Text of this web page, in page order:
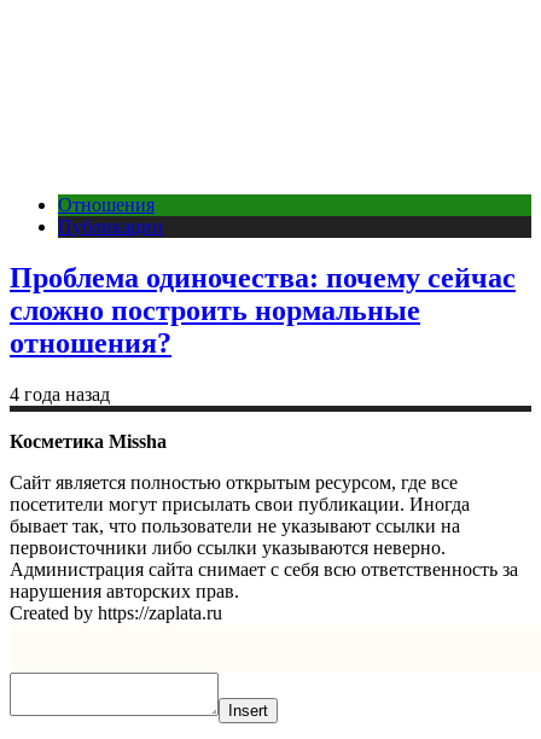
Отношения
Публикации
Проблема одиночества: почему сейчас
сложно построить нормальные
отношения?
4 года назад
Косметика Missha
Сайт является полностью открытым ресурсом, где все
посетители могут присылать свои публикации. Иногда
бывает так, что пользователи не указывают ссылки на
первоисточники либо ссылки указываются неверно.
Администрация сайта снимает с себя всю ответственность за
нарушения авторских прав.
Created by https://zaplata.ru
Insert